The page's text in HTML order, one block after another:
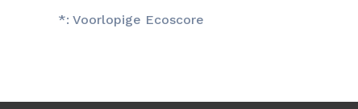
*: Voorlopige Ecoscore